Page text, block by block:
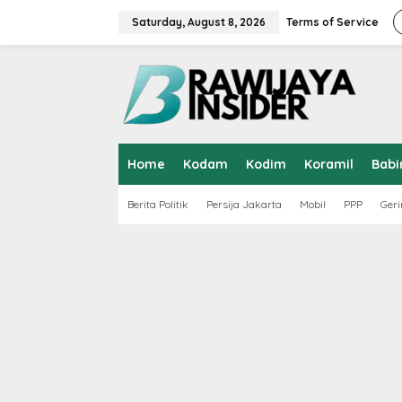
Saturday, August 8, 2026 Terms of Service
Home Kodam Kodim Koramil
Berita Politik Persija Jakarta Mobil PPP